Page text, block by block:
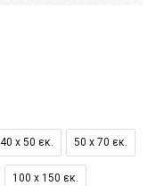
40 x 50 εκ. 50 x 70 εκ.
100 x 150 εκ.